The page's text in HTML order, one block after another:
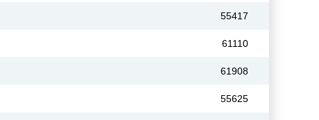
55417
61110
61908
55625